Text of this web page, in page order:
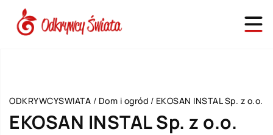
ODKRYWCYSWIATA / Dom i ogród / EKOSAN INSTAL Sp. z o.o.
EKOSAN INSTAL Sp. z o.o.